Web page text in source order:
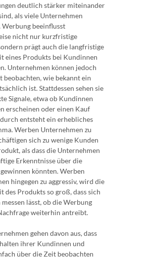
deutlich stärker miteinander
als viele Unternehmen
Werbung beeinflusst
nicht nur kurzfristige
prägt auch die langfristige
eines Produkts bei Kundinnen
Unternehmen können jedoch
beobachten, wie bekannt ein
ist. Stattdessen sehen sie
Signale, etwa ob Kundinnen
erscheinen oder einen Kauf
entsteht ein erhebliches
Werben Unternehmen zu
sich zu wenige Kunden
als dass die Unternehmen
Erkenntnisse über die
könnten. Werben
hingegen zu aggressiv, wird die
des Produkts so groß, dass sich
lässt, ob die Werbung
weiterhin antreibt.
gehen davon aus, dass
ihrer Kundinnen und
über die Zeit beobachten